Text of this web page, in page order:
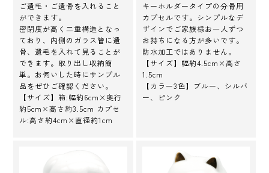
ご遺毛・ご遺骨を入れること
ができます。
密閉度が高く二重構造となっ
ており、内側のガラス管に遺
骨、遺毛を入れて見ることが
できます。取り出し収納簡
単。お伺いした時にサンプル
品をぜひご確認ください。
【サイズ】箱:幅約6cm×奥行
約5cm×高さ約3.5cm カプセ
ル:高さ約4cm×直径約1cm
キーホルダータイプの分骨用
カプセルです。シンプルなデ
ザインでご家族様お一人ずつ
お持ちになる方が多いです。
防水加工ではありません。
【サイズ】幅約4.5cm×高さ
1.5cm
【カラー3色】ブルー、シルバ
ー、ピンク